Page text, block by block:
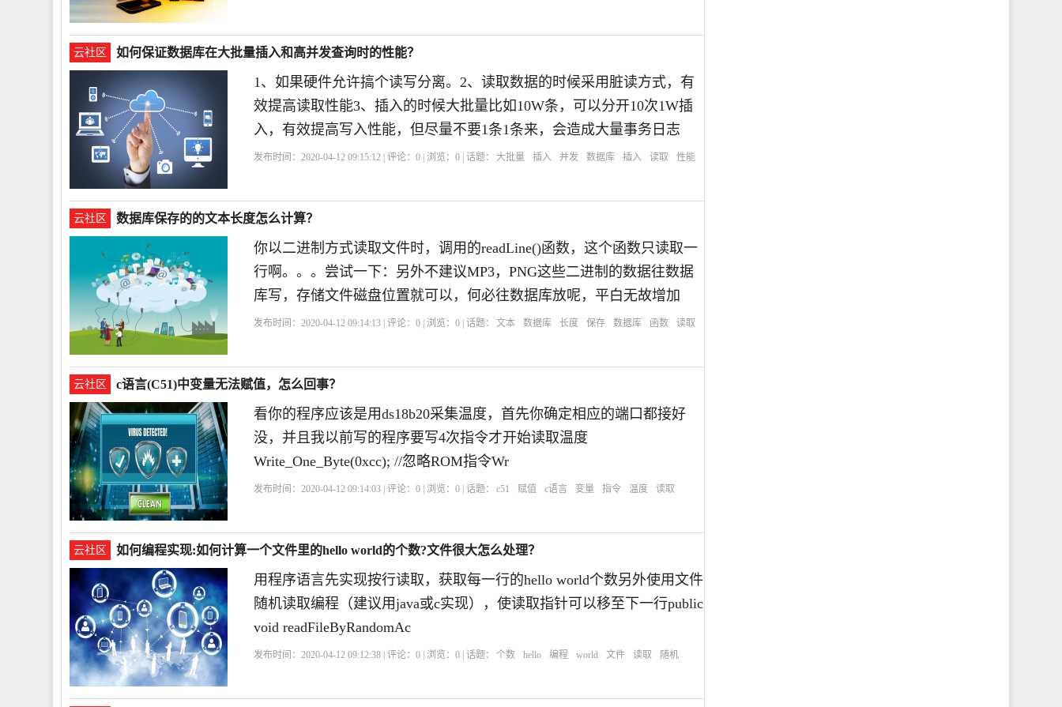
云社区 如何保证数据库在大批量插入和高并发查询时的性能？
1、如果硬件允许搞个读写分离。2、读取数据的时候采用脏读方式，有
效提高读取性能3、插入的时候大批量比如10W条，可以分开10次1W插
入，有效提高写入性能，但尽量不要1条1条来，会造成大量事务日志
发布时间：2020-04-12 09:15:12 | 评论：0 | 浏览：0 | 话题： 大批量 插入 并发 数据库 插入 读取 性能
云社区 数据库保存的的文本长度怎么计算？
你以二进制方式读取文件时，调用的readLine()函数，这个函数只读取一
行啊。。。尝试一下：另外不建议MP3，PNG这些二进制的数据往数据
库写，存储文件磁盘位置就可以，何必往数据库放呢，平白无故增加
发布时间：2020-04-12 09:14:13 | 评论：0 | 浏览：0 | 话题： 文本 数据库 长度 保存 数据库 函数 读取
云社区 c语言(C51)中变量无法赋值，怎么回事？
看你的程序应该是用ds18b20采集温度，首先你确定相应的端口都接好
没，并且我以前写的程序要写4次指令才开始读取温度
Write_One_Byte(0xcc); //忽略ROM指令Wr
发布时间：2020-04-12 09:14:03 | 评论：0 | 浏览：0 | 话题： c51 赋值 c语言 变量 指令 温度 读取
云社区 如何编程实现:如何计算一个文件里的hello world的个数?文件很大怎么处理？
用程序语言先实现按行读取，获取每一行的hello world个数另外使用文件
随机读取编程（建议用java或c实现），使读取指针可以移至下一行public
void readFileByRandomAc
发布时间：2020-04-12 09:12:38 | 评论：0 | 浏览：0 | 话题： 个数 hello 编程 world 文件 读取 随机